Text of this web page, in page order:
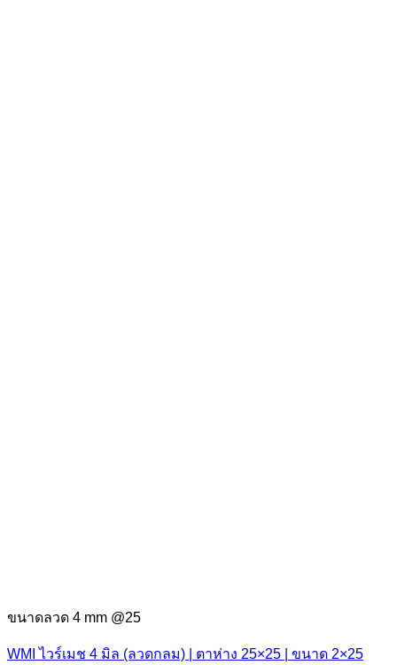
ขนาดลวด 4 mm @25
WMI ไวร์เมช 4 มิล (ลวดกลม) | ตาห่าง 25×25 | ขนาด 2×25